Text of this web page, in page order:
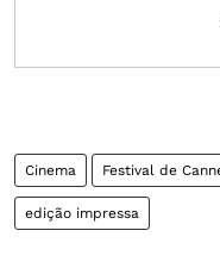
Cinema Festival de
edição impressa